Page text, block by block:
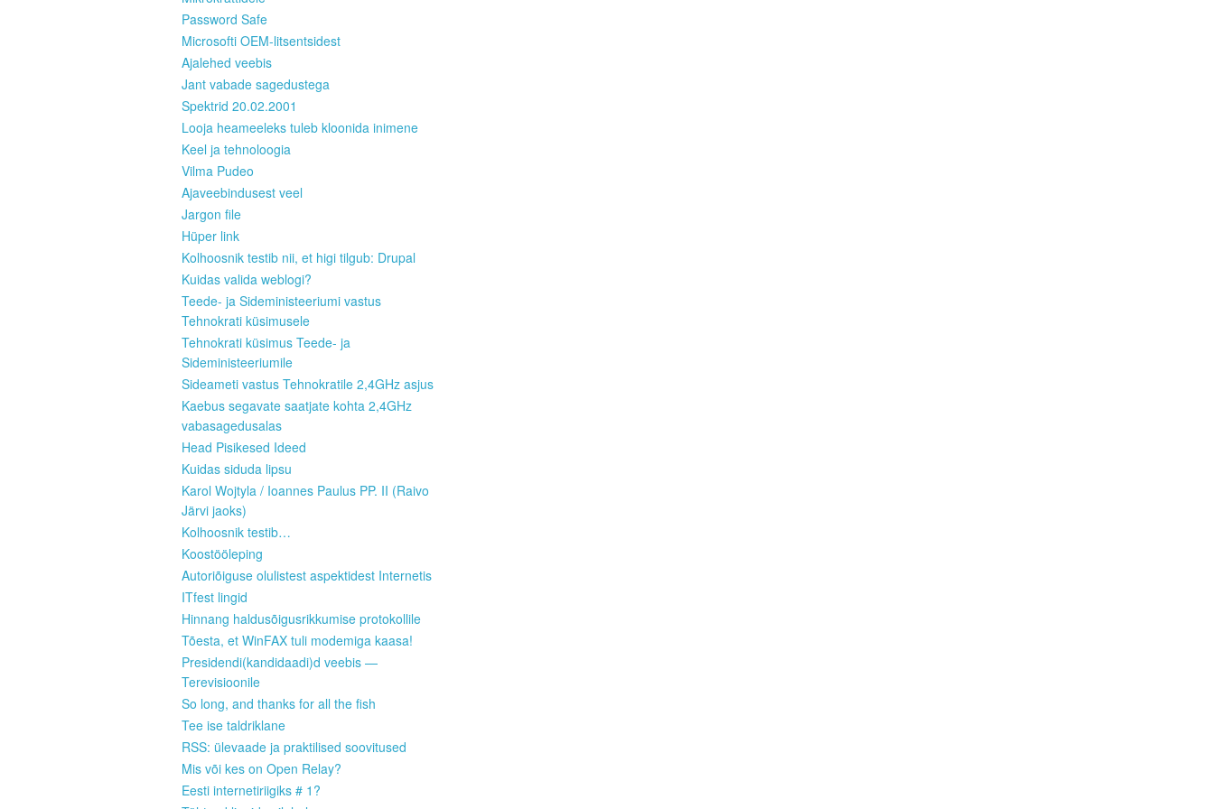
Password Safe
Microsofti OEM-litsentsidest
Ajalehed veebis
Jant vabade sagedustega
Spektrid 20.02.2001
Looja heameeleks tuleb kloonida inimene
Keel ja tehnoloogia
Vilma Pudeo
Ajaveebindusest veel
Jargon file
Hüper link
Kolhoosnik testib nii, et higi tilgub: Drupal
Kuidas valida weblogi?
Teede- ja Sideministeeriumi vastus
Tehnokrati küsimusele
Tehnokrati küsimus Teede- ja
Sideministeeriumile
Sideameti vastus Tehnokratile 2,4GHz asjus
Kaebus segavate saatjate kohta 2,4GHz
vabasagedusalas
Head Pisikesed Ideed
Kuidas siduda lipsu
Karol Wojtyla / Ioannes Paulus PP. II (Raivo
Järvi jaoks)
Kolhoosnik testib…
Koostööleping
Autoriõiguse olulistest aspektidest Internetis
ITfest lingid
Hinnang haldusõigusrikkumise protokollile
Tõesta, et WinFAX tuli modemiga kaasa!
Presidendi(kandidaadi)d veebis —
Terevisioonile
So long, and thanks for all the fish
Tee ise taldriklane
RSS: ülevaade ja praktilised soovitused
Mis või kes on Open Relay?
Eesti internetiriigiks # 1?